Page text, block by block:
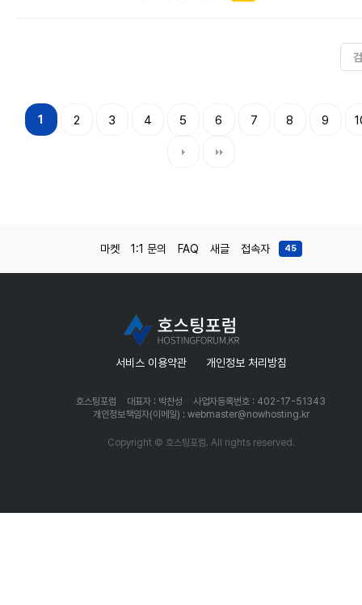
1 2 3 4 5 6 7 8 9
마켓 1:1 문의 FAQ 새글 접속자 45
서비스 이용약관 개인정보 처리방침
호스팅포럼 대표자 : 박찬성
사업자등록번호 : 402-17-51343
개인정보책임자(이메일) : webmaster@nowhosting.kr
Copyright © 호스팅포럼. All rights reserved.